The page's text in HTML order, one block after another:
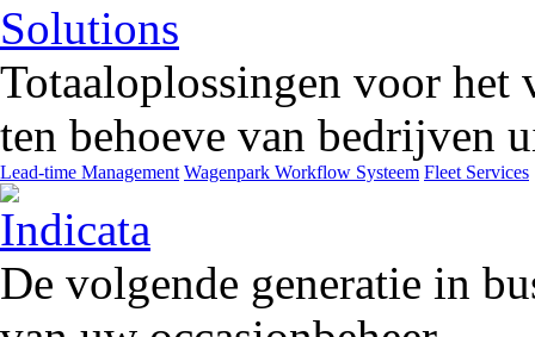
Totaaloplossingen voor het
ten behoeve van bedrijven
Lead-time Management Wagenpark Workflow Systeem Fleet Services
De volgende generatie in